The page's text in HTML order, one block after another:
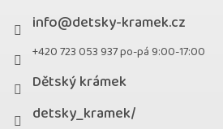
info@detsky-kramek.cz
+420 723 053 937 po-pá 9:00-17:00
Dětský krámek
detsky_kramek/